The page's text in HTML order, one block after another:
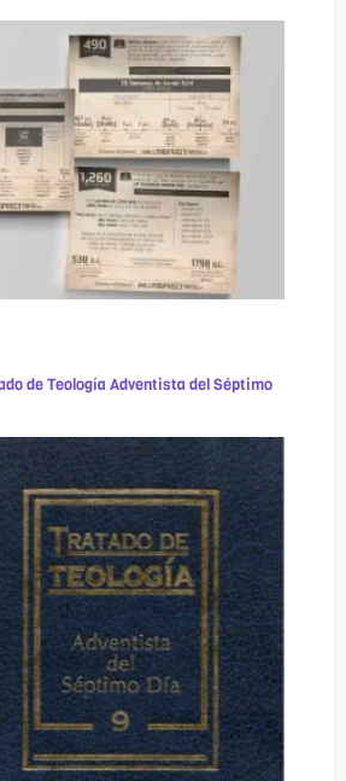
de Teología Adventista del Séptimo